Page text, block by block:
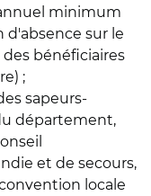
minimum
d'absence sur le
bénéficiaires
;
sapeurs-
département,
et de secours,
locale